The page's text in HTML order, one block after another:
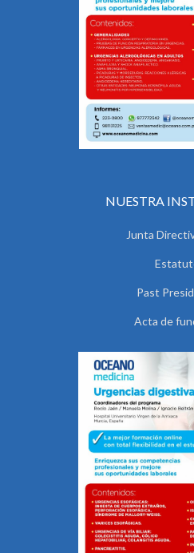
NUESTRA
Junta
Past
Acta de